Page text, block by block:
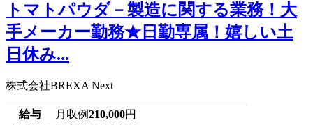
トマトパウダ－製造に関する業務！大
手メーカー勤務★日勤専属！嬉しい土
日休み...
株式会社BREXA Next
給与 月収例210,000円